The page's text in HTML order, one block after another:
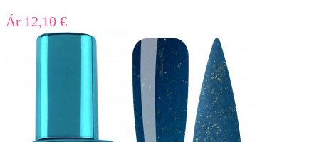
Ár 12,10 €